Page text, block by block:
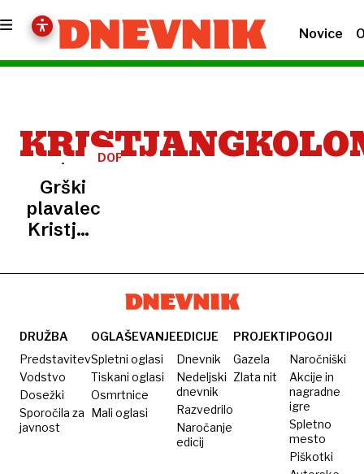
Novice
DOPING
Grški
plavalec
Kristjan
postal
“superčlovek”
DRUŽBA
Predstavitev
Vodstvo
Dosežki
Sporočila za
javnost
OGLAŠEVANJE
Spletni oglasi
Tiskani oglasi
Osmrtnice
Mali oglasi
EDICIJE
Dnevnik
Nedeljski
dnevnik
Razvedrilo
Naročanje
edicij
PROJEKTI
Gazela
Zlata nit
POGOJI
Naročniški
Akcije in
nagradne
igre
Spletno
mesto
Piškotki